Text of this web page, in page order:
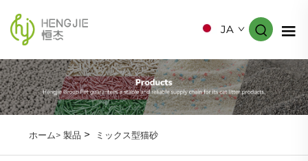
JA
ホーム> 製品 > ミックス型猫砂